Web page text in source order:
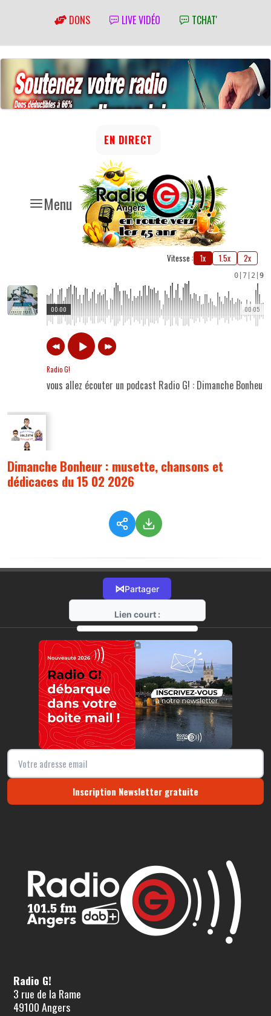
DONS LIVE VIDÉO TCHAT'
Menu
EN DIRECT
Vitesse : 1x 1.5x 2x
0 7 2 9
00:05
00:00
Radio G!
vous allez écouter un podcast Radio G! : Dimanche
Dimanche Bonheur : musette, chansons et
dédicaces du 15 02 2026
⋈Partager
Lien court :
https://radio-g.fr?20815
⧉
Inscription Newsletter gratuite
Radio G!
3 rue de la Rame
49100 Angers